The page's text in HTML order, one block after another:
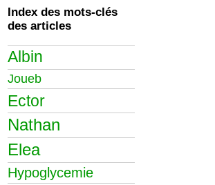
Index des mots-clés
des articles
Albin
Joueb
Ector
Nathan
Elea
Hypoglycemie